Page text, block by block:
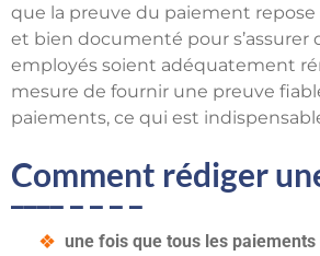
que la preuve du paiement repose
et bien documenté pour s’assurer
employés soient adéquatement
mesure de fournir une preuve
paiements, ce qui est
Comment rédiger
une fois que tous les